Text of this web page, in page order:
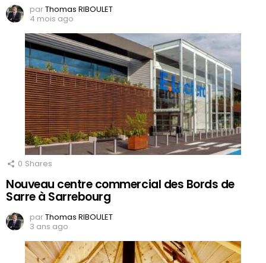
parThomas RIBOULET
4 mois ago
0 Shares
Nouveau centre commercial des Bords de
Sarre à Sarrebourg
parThomas RIBOULET
3 ans ago